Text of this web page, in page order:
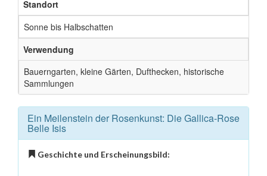
Standort
Sonne bis Halbschatten
Verwendung
Bauerngarten, kleine Gärten, Dufthecken, historische
Sammlungen
Ein Meilenstein der Rosenkunst: Die Gallica-Rose
Belle Isis
Geschichte und Erscheinungsbild: